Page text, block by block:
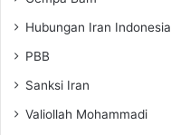
Hubungan Iran Indonesia
PBB
Sanksi Iran
Valiollah Mohammadi